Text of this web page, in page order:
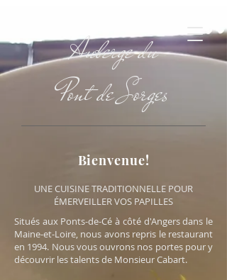
Auberge du
Pont de Sorges
Bienvenue!
UNE CUISINE TRADITIONNELLE POUR
ÉMERVEILLER VOS PAPILLES
Situés aux Ponts-de-Cé à côté d'Angers dans le
Maine-et-Loire, nous avons repris le restaurant
en 1994. Nous vous ouvrons nos portes pour y
découvrir les talents de Monsieur Cabart.